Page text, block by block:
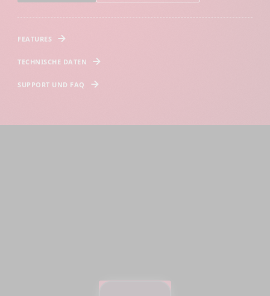
FEATURES
TECHNISCHE DATEN
SUPPORT UND FAQ